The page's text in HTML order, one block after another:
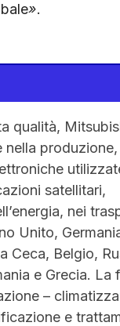
».
qualità,
produzione,
satellitari,
nei
Unito,
Ceca, Belgio,
e Grecia. La
–
e